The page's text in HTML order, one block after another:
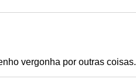
vergonha por outras coisas.